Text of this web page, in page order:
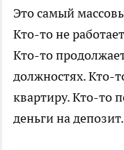
Это самый
Кто-то не
Кто-то
должностях. Кто-
квартиру. Кто-то
деньги на депозит.